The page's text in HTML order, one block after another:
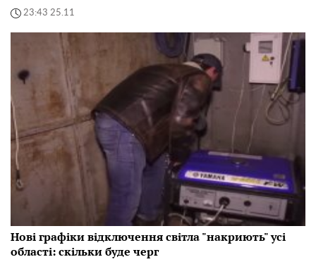
23:43 25.11
Нові графіки відключення світла "накриють" усі
області: скільки буде черг